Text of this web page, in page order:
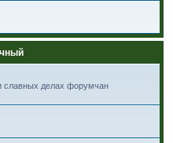
славных делах форумчан